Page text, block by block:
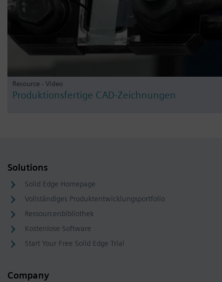
Resource - Video
Produktionsfertige CAD-Zeichnungen
Solutions
Solid Edge Homepage
Vollständiges Produktentwicklungsportfolio
Ressourcenbibliothek
Kostenlose Software
Start Your Free Solid Edge Trial
Company